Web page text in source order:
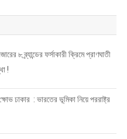
৮ ব্র্যান্ডের ফর্সাকারী ক্রিমে প্রাণঘাতী
!
ঢাকার : ভারতের ভূমিকা নিয়ে পররাষ্ট্র